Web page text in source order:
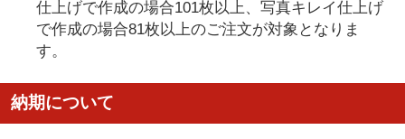
仕上げで作成の場合101枚以上、写真キレイ仕上げ
で作成の場合81枚以上のご注文が対象となりま
す。
納期について